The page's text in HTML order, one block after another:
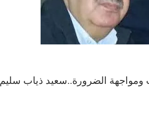
ومواجهة الضرورة..سعيد ذياب سليم